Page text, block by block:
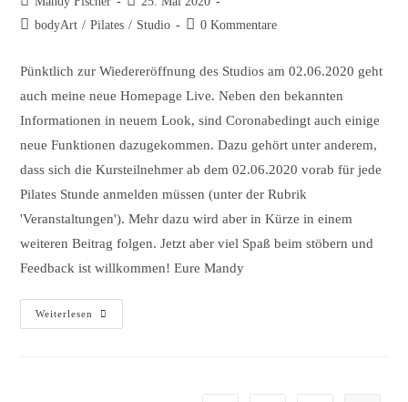
Autor:
veröffentlicht:
Beitrags-
bodyArt / Pilates / Studio
Beitrags-
0 Kommentare
Pünktlich zur Wiedereröffnung des Studios am 02.06.2020 geht
auch meine neue Homepage Live. Neben den bekannten
Informationen in neuem Look, sind Coronabedingt auch einige
neue Funktionen dazugekommen. Dazu gehört unter anderem,
dass sich die Kursteilnehmer ab dem 02.06.2020 vorab für jede
Pilates Stunde anmelden müssen (unter der Rubrik
'Veranstaltungen'). Mehr dazu wird aber in Kürze in einem
weiteren Beitrag folgen. Jetzt aber viel Spaß beim stöbern und
Feedback ist willkommen! Eure Mandy
Weiterlesen
Neue
Homepage